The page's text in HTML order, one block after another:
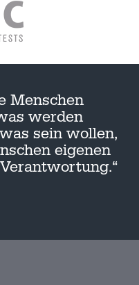
Menschen
werden
sein wollen,
eigenen